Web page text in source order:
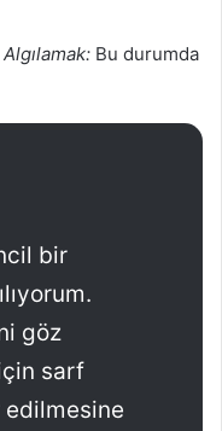
Bu durumda
bir
göz
sarf